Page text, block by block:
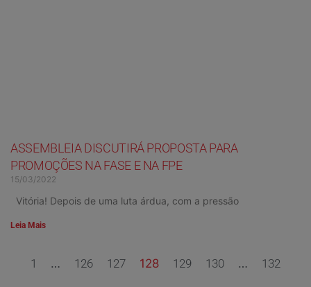
ASSEMBLEIA DISCUTIRÁ PROPOSTA PARA
PROMOÇÕES NA FASE E NA FPE
15/03/2022
Vitória! Depois de uma luta árdua, com a pressão
Leia Mais
1 … 126 127 128 129 130 … 132